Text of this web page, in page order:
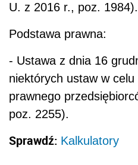
U. z 2016 r., poz. 1984).
Podstawa prawna:
- Ustawa z dnia 16
niektórych ustaw w
prawnego
poz. 2255).
Sprawdź: Kalkulatory